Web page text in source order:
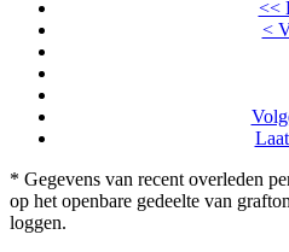
<<
<
* Gegevens van recent overleden
op het openbare gedeelte van
loggen.